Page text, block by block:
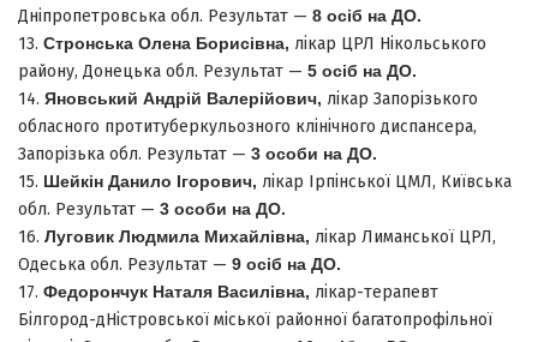
Дніпропетровська обл. Результат — 8 осіб на ДО.
13. Стронська Олена Борисівна, лікар ЦРЛ Нікольського
району, Донецька обл. Результат — 5 осіб на ДО.
14. Яновський Андрій Валерійович, лікар Запорізького
обласного протитуберкульозного клінічного диспансера,
Запорізька обл. Результат — 3 особи на ДО.
15. Шейкін Данило Ігорович, лікар Ірпінської ЦМЛ, Київська
обл. Результат — 3 особи на ДО.
16. Луговик Людмила Михайлівна, лікар Лиманської ЦРЛ,
Одеська обл. Результат — 9 осіб на ДО.
17. Федорончук Наталя Василівна, лікар-терапевт
Білгород-дНістровської міської районної багатопрофільної